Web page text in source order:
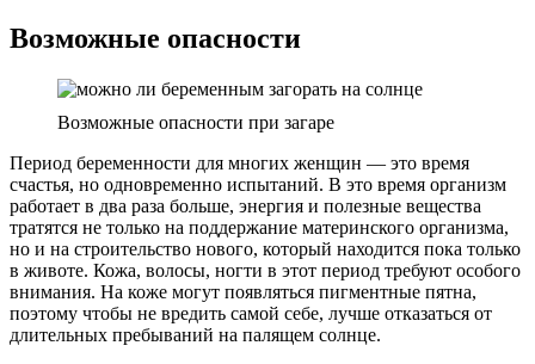
Возможные опасности
Возможные опасности при загаре
Период беременности для многих женщин — это время
счастья, но одновременно испытаний. В это время организм
работает в два раза больше, энергия и полезные вещества
тратятся не только на поддержание материнского организма,
но и на строительство нового, который находится пока только
в животе. Кожа, волосы, ногти в этот период требуют особого
внимания. На коже могут появляться пигментные пятна,
поэтому чтобы не вредить самой себе, лучше отказаться от
длительных пребываний на палящем солнце.